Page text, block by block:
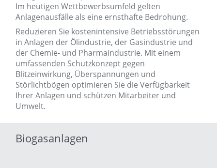
Im heutigen Wettbewerbsumfeld gelten
Anlagenausfälle als eine ernsthafte Bedrohung.
Reduzieren Sie kostenintensive Betriebsstörungen
in Anlagen der Ölindustrie, der Gasindustrie und
der Chemie- und Pharmaindustrie. Mit einem
umfassenden Schutzkonzept gegen
Blitzeinwirkung, Überspannungen und
Störlichtbögen optimieren Sie die Verfügbarkeit
Ihrer Anlagen und schützen Mitarbeiter und
Umwelt.
Biogasanlagen